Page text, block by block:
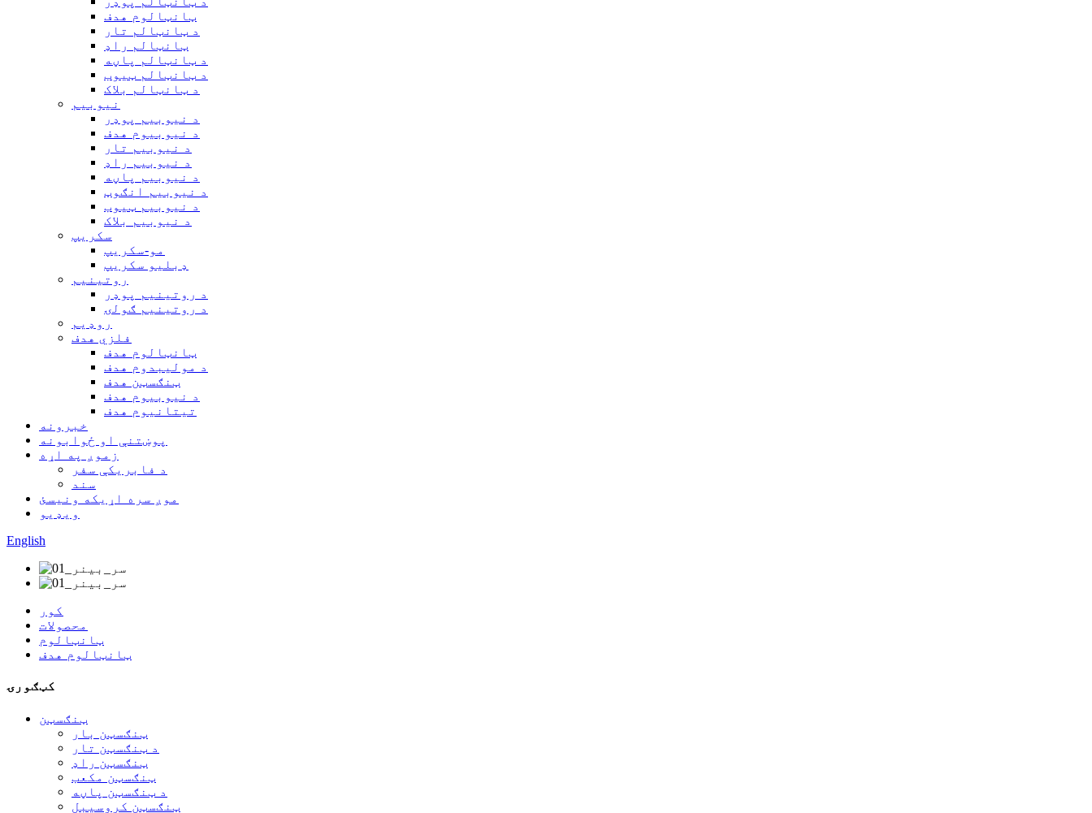
ټانټالوم هدف
د ټانټالم تار
ټانټالم راډ
د ټانټالم پاڼه
د ټانټالم ټیوب
د ټانټالم بلاک
نیوبیم
د نیوبیم پوډر
د نیوبیوم هدف
د نیوبیم تار
د نیوبیم راډ
د نیوبیم پاڼه
د نیوبیم انګوټ
د نیوبیم ټیوب
د نیوبیم بلاک
سکریپ
مو-سکریپ
ډبلیو سکریپ
روتینیم
د روتینیم پوډر
د روتینیم ګولۍ
روډیم
فلزي هدف
ټانټالوم هدف
د مولیبدوم هدف
ټنګسټن هدف
د نیوبیوم هدف
تیتانیوم هدف
خبرونه
پوښتنې او ځوابونه
زموږ په اړه
د فابریکې سفر
سند
موږ سره اړیکه ونیسئ
ویډیو
English
کور
محصولات
ټانټالوم
ټانټالوم هدف
کټګورۍ
ټنګسټن
ټنګسټن بار
د ټنګسټن تار
ټنګسټن راډ
ټنګسټن مکعب
د ټنګسټن پاڼه
ټنګسټن کروسیبل